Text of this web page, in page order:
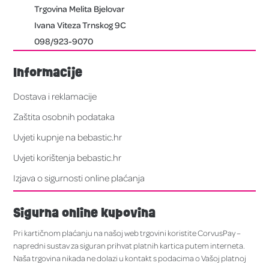
Trgovina Melita Bjelovar
Ivana Viteza Trnskog 9C
098/923-9070
Informacije
Dostava i reklamacije
Zaštita osobnih podataka
Uvjeti kupnje na bebastic.hr
Uvjeti korištenja bebastic.hr
Izjava o sigurnosti online plaćanja
Sigurna online kupovina
Pri kartičnom plaćanju na našoj web trgovini koristite CorvusPay –
napredni sustav za siguran prihvat platnih kartica putem interneta.
Naša trgovina nikada ne dolazi u kontakt s podacima o Vašoj platnoj